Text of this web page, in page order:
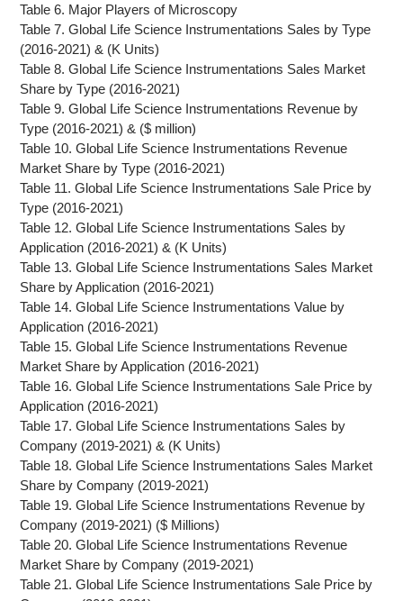
Table 6. Major Players of Microscopy
Table 7. Global Life Science Instrumentations Sales by Type
(2016-2021) & (K Units)
Table 8. Global Life Science Instrumentations Sales Market
Share by Type (2016-2021)
Table 9. Global Life Science Instrumentations Revenue by
Type (2016-2021) & ($ million)
Table 10. Global Life Science Instrumentations Revenue
Market Share by Type (2016-2021)
Table 11. Global Life Science Instrumentations Sale Price by
Type (2016-2021)
Table 12. Global Life Science Instrumentations Sales by
Application (2016-2021) & (K Units)
Table 13. Global Life Science Instrumentations Sales Market
Share by Application (2016-2021)
Table 14. Global Life Science Instrumentations Value by
Application (2016-2021)
Table 15. Global Life Science Instrumentations Revenue
Market Share by Application (2016-2021)
Table 16. Global Life Science Instrumentations Sale Price by
Application (2016-2021)
Table 17. Global Life Science Instrumentations Sales by
Company (2019-2021) & (K Units)
Table 18. Global Life Science Instrumentations Sales Market
Share by Company (2019-2021)
Table 19. Global Life Science Instrumentations Revenue by
Company (2019-2021) ($ Millions)
Table 20. Global Life Science Instrumentations Revenue
Market Share by Company (2019-2021)
Table 21. Global Life Science Instrumentations Sale Price by